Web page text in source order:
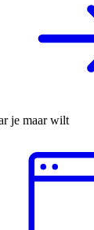
je maar wilt